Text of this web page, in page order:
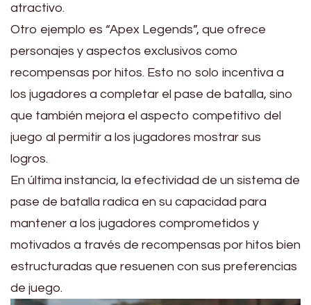
atractivo.
Otro ejemplo es “Apex Legends”, que ofrece
personajes y aspectos exclusivos como
recompensas por hitos. Esto no solo incentiva a
los jugadores a completar el pase de batalla, sino
que también mejora el aspecto competitivo del
juego al permitir a los jugadores mostrar sus
logros.
En última instancia, la efectividad de un sistema de
pase de batalla radica en su capacidad para
mantener a los jugadores comprometidos y
motivados a través de recompensas por hitos bien
estructuradas que resuenen con sus preferencias
de juego.